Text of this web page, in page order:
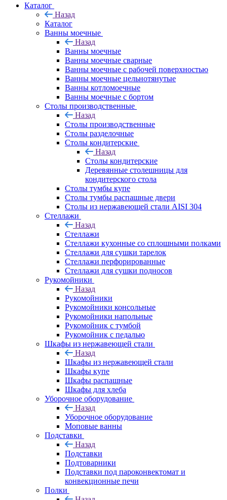
Каталог
Назад
Каталог
Ванны моечные
Назад
Ванны моечные
Ванны моечные сварные
Ванны моечные с рабочей поверхностью
Ванны моечные цельнотянутые
Ванны котломоечные
Ванны моечные с бортом
Столы производственные
Назад
Столы производственные
Столы разделочные
Столы кондитерские
Назад
Столы кондитерские
Деревянные столешницы для
кондитерского стола
Столы тумбы купе
Столы тумбы распашные двери
Столы из нержавеющей стали AISI 304
Стеллажи
Назад
Стеллажи
Стеллажи кухонные со сплошными полками
Стеллажи для сушки тарелок
Стеллажи перфорированные
Стеллажи для сушки подносов
Рукомойники
Назад
Рукомойники
Рукомойники консольные
Рукомойники напольные
Рукомойник с тумбой
Рукомойник с педалью
Шкафы из нержавеющей стали
Назад
Шкафы из нержавеющей стали
Шкафы купе
Шкафы распашные
Шкафы для хлеба
Уборочное оборудование
Назад
Уборочное оборудование
Моповые ванны
Подставки
Назад
Подставки
Подтоварники
Подставки под пароконвектомат и
конвекционные печи
Полки